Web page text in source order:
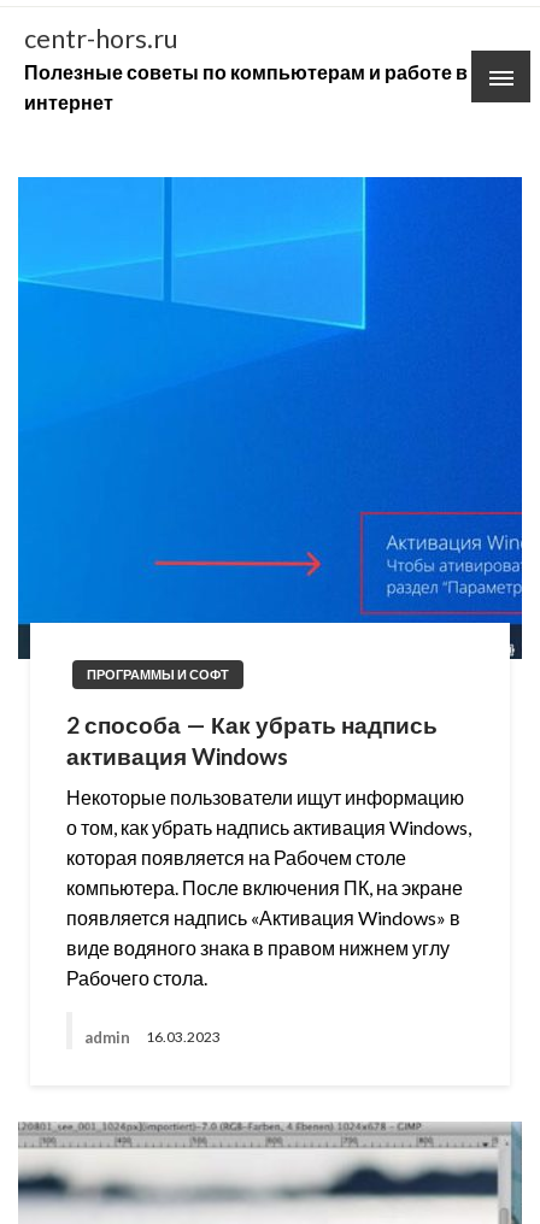
Skip
content
centr-hors.ru
Полезные советы по компьютерам и работе в
интернет
ПРОГРАММЫ И СОФТ
2 способа — Как убрать надпись
активация Windows
Некоторые пользователи ищут информацию
о том, как убрать надпись активация Windows,
которая появляется на Рабочем столе
компьютера. После включения ПК, на экране
появляется надпись «Активация Windows» в
виде водяного знака в правом нижнем углу
Рабочего стола.
admin 16.03.2023